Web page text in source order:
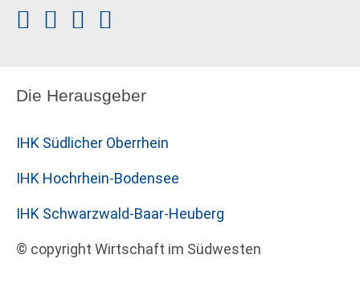
Die Herausgeber
IHK Südlicher Oberrhein
IHK Hochrhein-Bodensee
IHK Schwarzwald-Baar-Heuberg
© copyright Wirtschaft im Südwesten